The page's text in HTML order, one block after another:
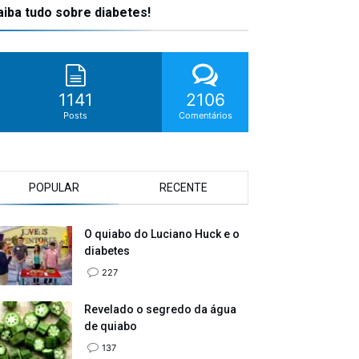
tudo sobre diabetes!
1141
Posts
2106
Comentários
POPULAR RECENTE
O quiabo do Luciano Huck e o
diabetes
227
Revelado o segredo da água
de quiabo
137